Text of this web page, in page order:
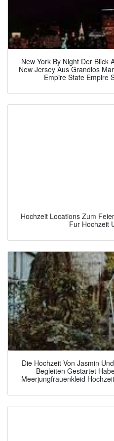
New York By Night Der Blick
New Jersey Aus Grandios
Empire State Empire
Hochzeit Locations Zum
Fur Hochzeit
Die Hochzeit Von Jasmin
Begleiten Gestartet
Meerjungfrauenkleid